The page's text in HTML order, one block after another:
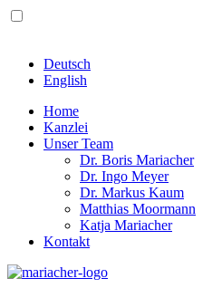
Deutsch
English
Home
Kanzlei
Unser Team
Dr. Boris Mariacher
Dr. Ingo Meyer
Dr. Markus Kaum
Matthias Moormann
Katja Mariacher
Kontakt